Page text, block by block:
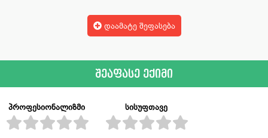
დაამატე შეფასება
შეაფასე ექიმი
პროფესიონალიზმი სისუფთავე